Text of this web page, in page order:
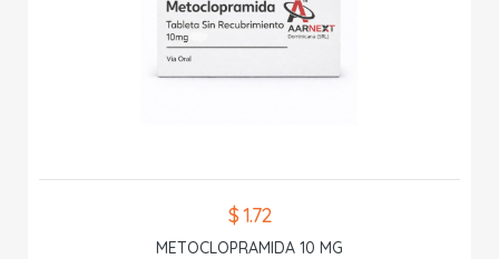
$ 1.72
METOCLOPRAMIDA 10 MG